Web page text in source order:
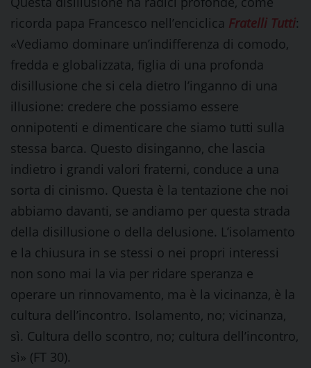
ricorda papa Francesco nell’enciclica Fratelli Tutti:
«Vediamo dominare un’indifferenza di comodo,
fredda e globalizzata, figlia di una profonda
disillusione che si cela dietro l’inganno di una
illusione: credere che possiamo essere
onnipotenti e dimenticare che siamo tutti sulla
stessa barca. Questo disinganno, che lascia
indietro i grandi valori fraterni, conduce a una
sorta di cinismo. Questa è la tentazione che noi
abbiamo davanti, se andiamo per questa strada
della disillusione o della delusione. L’isolamento
e la chiusura in se stessi o nei propri interessi
non sono mai la via per ridare speranza e
operare un rinnovamento, ma è la vicinanza, è la
cultura dell’incontro. Isolamento, no; vicinanza,
sì. Cultura dello scontro, no; cultura dell’incontro,
sì» (FT 30).